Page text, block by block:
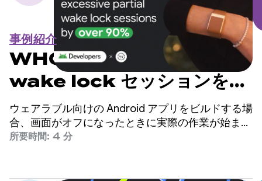
事例紹介
WHOOP が過剰な部分
wake lock セッションを
90% 以上削減した方法
ウェアラブル向けの Android アプリをビルドする場
合、画面がオフになったときに実際の作業が始まり
ます。
所要時間: 4 分